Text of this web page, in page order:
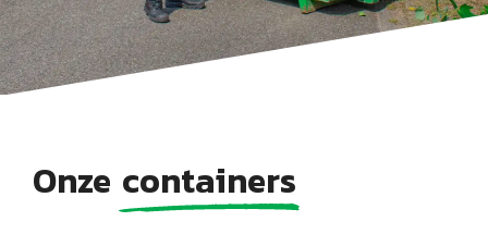
Onze containers